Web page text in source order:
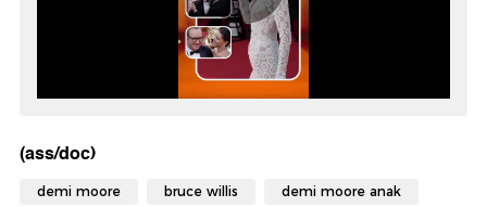
(ass/doc)
demi moore bruce willis demi moore anak